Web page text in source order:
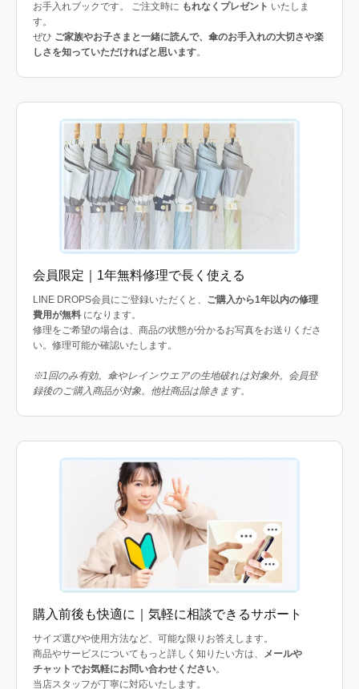
お手入れブックです。 ご注文時に もれなくプレゼント いたしま
す。
ぜひ ご家族やお子さまと一緒に読んで、傘のお手入れの大切さや楽
しさを知っていただければと思います。
会員限定｜1年無料修理で長く使える
LINE DROPS会員にご登録いただくと、 ご購入から1年以内の修理
費用が無料 になります。
修理をご希望の場合は、商品の状態が分かるお写真をお送りくださ
い。修理可能か確認いたします。
※1回のみ有効。傘やレインウエアの生地破れは対象外。会員登
録後のご購入商品が対象。他社商品は除きます。
購入前後も快適に｜気軽に相談できるサポート
サイズ選びや使用方法など、可能な限りお答えします。
商品やサービスについてもっと詳しく知りたい方は、 メールや
チャットでお気軽にお問い合わせください。
当店スタッフが丁寧に対応いたします。